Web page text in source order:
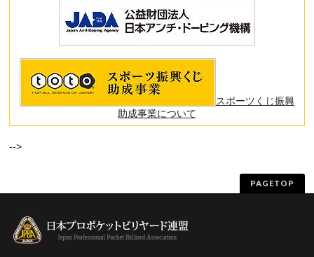
スポーツくじ振興
助成事業について
-->
PAGETOP